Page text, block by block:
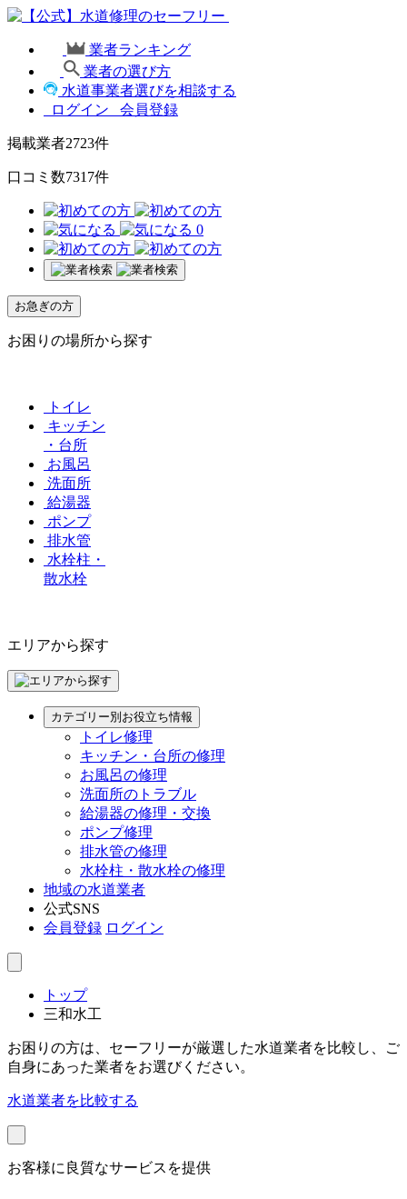
業者ランキング
業者の選び方
水道事業者選びを相談する
ログイン
会員登録
掲載業者2723件
口コミ数7317件
0
お急ぎの方
お困りの場所から探す
トイレ
キッチン
・台所
お風呂
洗面所
給湯器
ポンプ
排水管
水栓柱・
散水栓
エリアから探す
カテゴリー別お役立ち情報
トイレ修理
キッチン・台所の修理
お風呂の修理
洗面所のトラブル
給湯器の修理・交換
ポンプ修理
排水管の修理
水栓柱・散水栓の修理
地域の水道業者
公式SNS
会員登録 ログイン
トップ
三和水工
お困りの方は、セーフリーが厳選した水道業者を比較し、ご
自身にあった業者をお選びください。
水道業者を比較する
お客様に良質なサービスを提供